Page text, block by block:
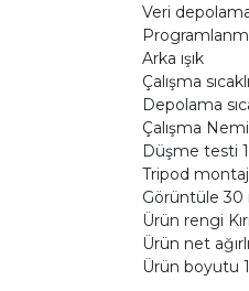
Veri
Arka ışık
Çalışma
Depolama
Çalışma
Düşme testi
Tripod
Görüntüle
Ürün rengi
Ürün net
Ürün boyutu